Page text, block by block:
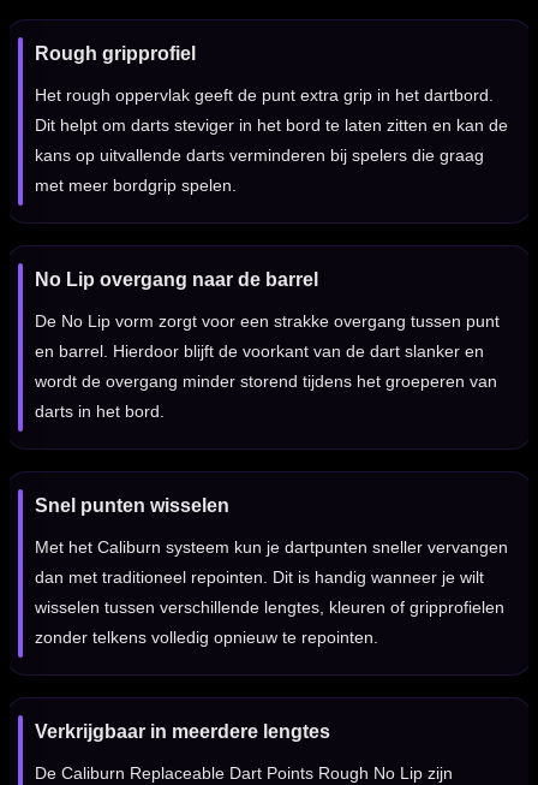
Rough gripprofiel
Het rough oppervlak geeft de punt extra grip in het dartbord.
Dit helpt om darts steviger in het bord te laten zitten en kan de
kans op uitvallende darts verminderen bij spelers die graag
met meer bordgrip spelen.
No Lip overgang naar de barrel
De No Lip vorm zorgt voor een strakke overgang tussen punt
en barrel. Hierdoor blijft de voorkant van de dart slanker en
wordt de overgang minder storend tijdens het groeperen van
darts in het bord.
Snel punten wisselen
Met het Caliburn systeem kun je dartpunten sneller vervangen
dan met traditioneel repointen. Dit is handig wanneer je wilt
wisselen tussen verschillende lengtes, kleuren of gripprofielen
zonder telkens volledig opnieuw te repointen.
Verkrijgbaar in meerdere lengtes
De Caliburn Replaceable Dart Points Rough No Lip zijn